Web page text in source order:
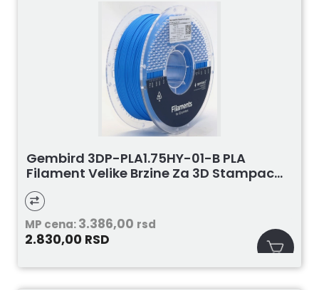
Gembird 3DP-PLA1.75HY-01-B PLA
Filament Velike Brzine Za 3D Stampac...
MP cena:3.386,00 rsd
2.830,00 RSD